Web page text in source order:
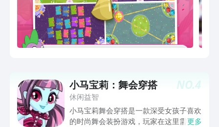
NO.4
小马宝莉：舞会穿搭
休闲益智
小马宝莉舞会穿搭是一款深受女孩子喜欢
的时尚舞会装扮游戏，玩家在这里需要对
更多